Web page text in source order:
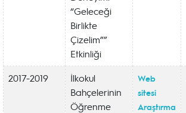
“Geleceği
Birlikte
Çizelim””
Etkinliği
2017-2019
İlkokul
Bahçelerinin
Öğrenme
Web
sitesi
Araştırma